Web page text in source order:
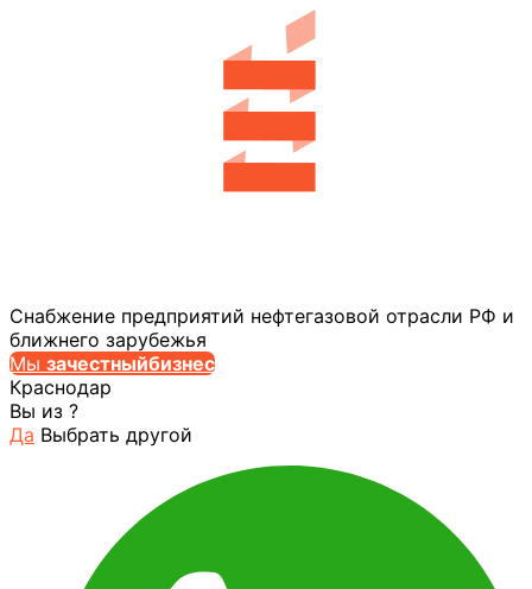
Снабжение предприятий нефтегазовой отрасли РФ и
ближнего зарубежья
Мы зачестныйбизнес
Краснодар
Вы из ?
Да Выбрать другой